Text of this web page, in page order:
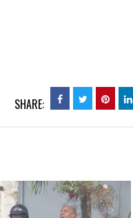
SHARE: